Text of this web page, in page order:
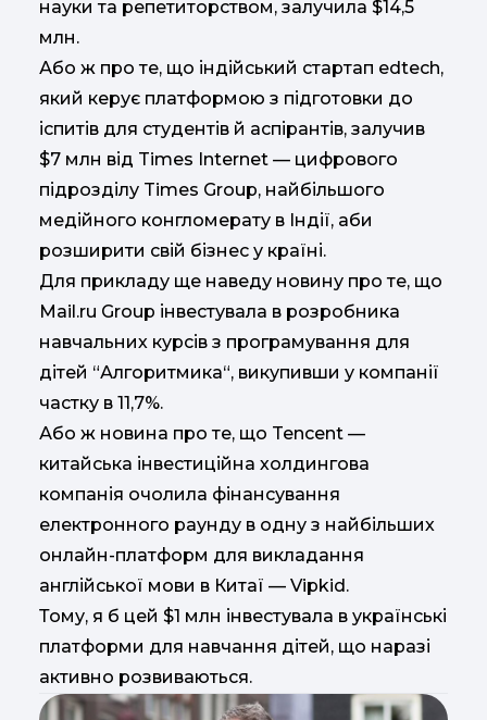
науки та репетиторством, залучила $14,5
млн.
Або ж про те, що індійський стартап edtech,
який керує платформою з підготовки до
іспитів для студентів й аспірантів, залучив
$7 млн від Times Internet — цифрового
підрозділу Times Group, найбільшого
медійного конгломерату в Індії, аби
розширити свій бізнес у країні.
Для прикладу ще наведу новину про те, що
Mail.ru Group інвестувала в розробника
навчальних курсів з програмування для
дітей “Алгоритмика“, викупивши у компанії
частку в 11,7%.
Або ж новина про те, що Tencent —
китайська інвестиційна холдингова
компанія очолила фінансування
електронного раунду в одну з найбільших
онлайн-платформ для викладання
англійської мови в Китаї — Vipkid.
Тому, я б цей $1 млн інвестувала в українські
платформи для навчання дітей, що наразі
активно розвиваються.